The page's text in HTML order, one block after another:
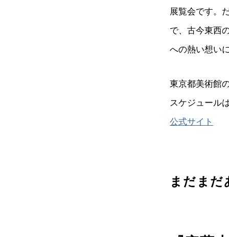
展覧会です。
で、古今東西
への熱い想い
東京都美術館
スケジュール
公式サイト
まだまだ